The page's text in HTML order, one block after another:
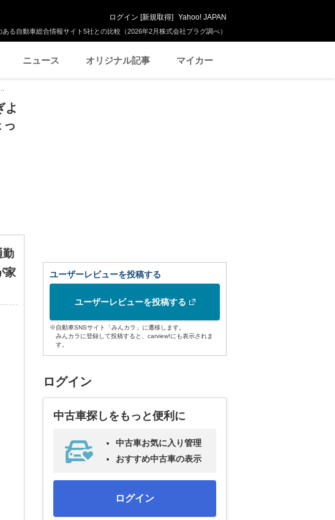
る自動車総合情報サイト5社との比較（2026年2月株式会社プラグ調べ）
ログイン [新規取得] Yahoo! JAPAN
ニュース オリジナル記事 マイカー
よ
っ
勤
家
ユーザーレビューを投稿する
ユーザーレビューを投稿する
※自動車SNSサイト「みんカラ」に遷移します。
みんカラに登録して投稿すると、carview!にも表示されま
す。
ログイン
中古車探しをもっと便利に
中古車お気に入り管理
おすすめ中古車の表示
ログイン